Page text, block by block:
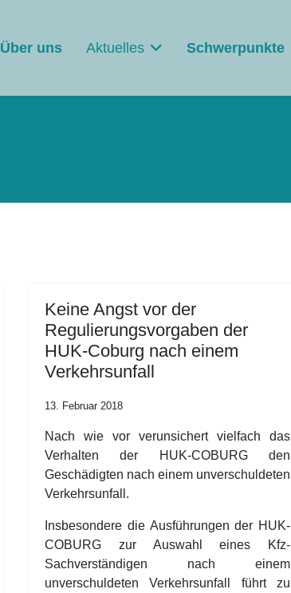
Über uns Aktuelles Schwerpunkte
Keine Angst vor der
Regulierungsvorgaben der
HUK-Coburg nach einem
Verkehrsunfall
13. Februar 2018
Nach wie vor verunsichert vielfach das
Verhalten der HUK-COBURG den
Geschädigten nach einem unverschuldeten
Verkehrsunfall.
Insbesondere die Ausführungen der HUK-
COBURG zur Auswahl eines Kfz-
Sachverständigen nach einem
unverschuldeten Verkehrsunfall führt zu